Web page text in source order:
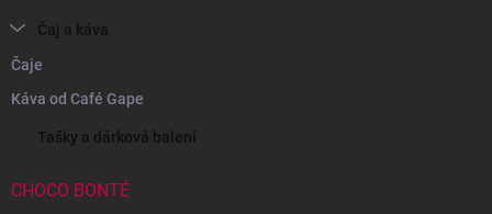
Čaj a káva
Čaje
Káva od Café Gape
Tašky a dárková balení
CHOCO BONTÉ